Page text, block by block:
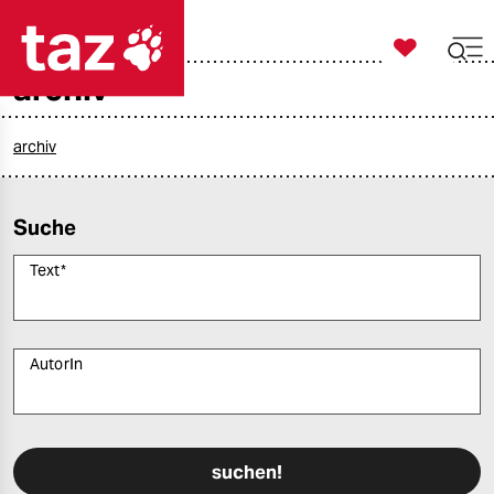
politik
gesellschaft
sport

taz zahl ich
archiv
archiv
Suche
Text*
AutorIn